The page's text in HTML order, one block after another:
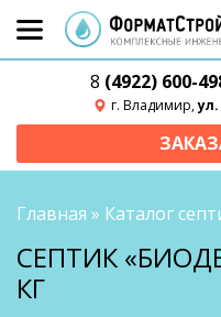
8 (4922) 600-
г. Владимир,
Главная » Каталог
СЕПТИК
КГ